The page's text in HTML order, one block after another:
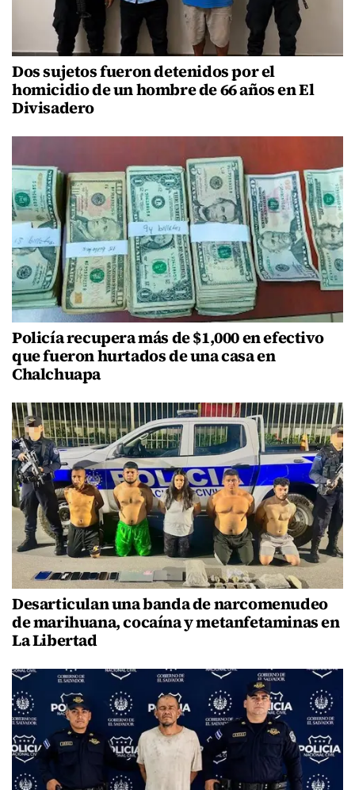
Dos sujetos fueron detenidos por el
homicidio de un hombre de 66 años en El
Divisadero
Policía recupera más de $1,000 en efectivo
que fueron hurtados de una casa en
Chalchuapa
Desarticulan una banda de narcomenudeo
de marihuana, cocaína y metanfetaminas en
La Libertad